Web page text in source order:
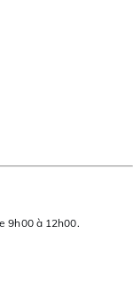
9h00 à 12h00.